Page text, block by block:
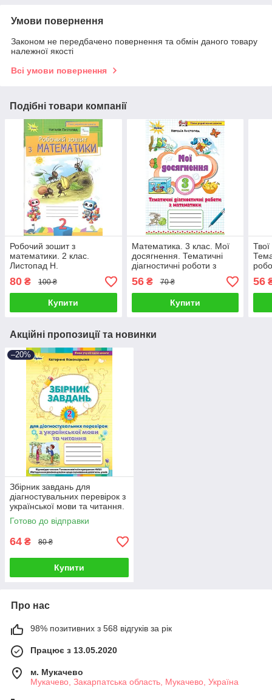
Умови повернення
Законом не передбачено повернення та обмін даного товару
належної якості
Всі умови повернення
Подібні товари компанії
Робочий зошит з
математики. 2 клас.
Листопад Н.
80 ₴ 100 ₴
Купити
Математика. 3 клас. Мої
досягнення. Тематичні
діагностичні роботи з
математики. Листопад Н.
56₴ 70 ₴
Купити
3
56
Акційні пропозиції та новинки
–20%
Збірник завдань для
діагностувальних перевірок з
української мови та читання.
2 клас. Пономарьова К.
Готово до відправки
64 ₴ 80 ₴
Купити
Про нас
98% позитивних з 568 відгуків за рік
Працює з 13.05.2020
м. Мукачево
Мукачево, Закарпатська область, Мукачево, Україна